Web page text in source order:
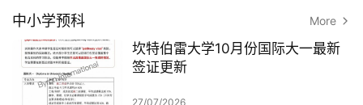
兰
留
学
中小学预科 More
坎特伯雷大学10月份国际大一最新
签证更新
27/07/2026